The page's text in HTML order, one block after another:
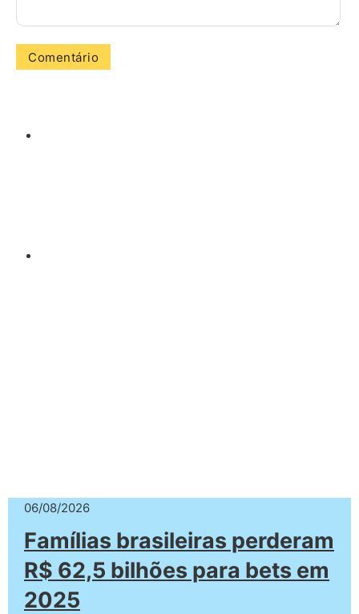
06/08/2026
Famílias brasileiras perderam
R$ 62,5 bilhões para bets em
2025